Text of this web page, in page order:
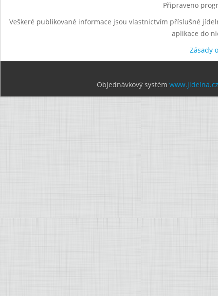
Připraveno
Veškeré publikované informace jsou vlastnictvím příslušné
aplikace do
Zásady
Objednávkový systém www.jidelna.cz